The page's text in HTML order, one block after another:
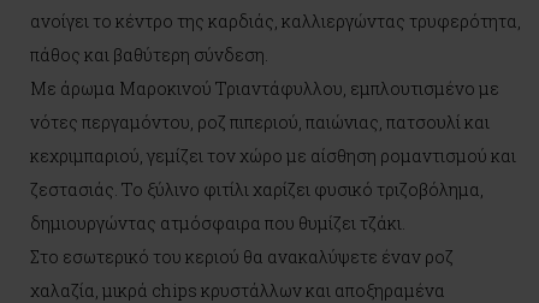
ανοίγει το κέντρο της καρδιάς, καλλιεργώντας τρυφερότητα,
πάθος και βαθύτερη σύνδεση.
Με άρωμα Μαροκινού Τριαντάφυλλου, εμπλουτισμένο με
νότες περγαμόντου, ροζ πιπεριού, παιώνιας, πατσουλί και
κεχριμπαριού, γεμίζει τον χώρο με αίσθηση ρομαντισμού και
ζεστασιάς. Το ξύλινο φιτίλι χαρίζει φυσικό τριζοβόλημα,
δημιουργώντας ατμόσφαιρα που θυμίζει τζάκι.
Στο εσωτερικό του κεριού θα ανακαλύψετε έναν ροζ
χαλαζία, μικρά chips κρυστάλλων και αποξηραμένα